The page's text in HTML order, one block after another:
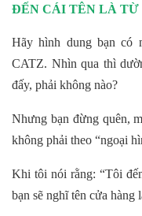
ĐẾN CÁI TÊN LÀ TỪ
Hãy hình dung bạn có
CATZ. Nhìn qua thì
đấy, phải không nào?
Nhưng bạn đừng quên,
không phải theo “ngoại
Khi tôi nói rằng: “Tôi
bạn sẽ nghĩ tên cửa hàng